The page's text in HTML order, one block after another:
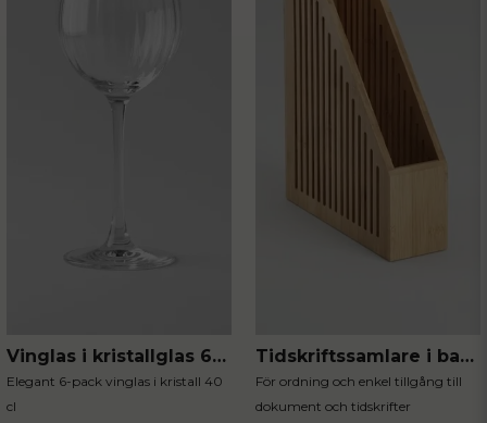
Vinglas i kristallglas 6-pack
Elegant 6-pack vinglas i kristall 40
cl
Tidskriftssamlare i bambu
För ordning och enkel tillgång till
dokument och tidskrifter